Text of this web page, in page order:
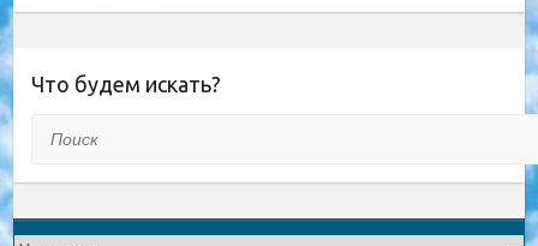
Что будем искать?